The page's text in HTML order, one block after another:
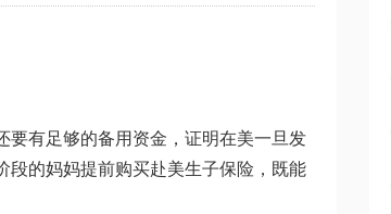
要有足够的备用资金，证明在美一旦发
段的妈妈提前购买赴美生子保险，既能